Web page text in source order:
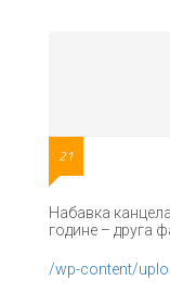
21
Набавка
године –
/wp-content/